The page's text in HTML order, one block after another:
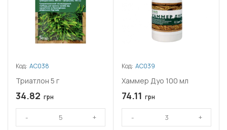
Код: АС038
Триатлон 5 г
34.82 грн
Код: АС039
Хаммер Дуо 100 мл
74.11 грн